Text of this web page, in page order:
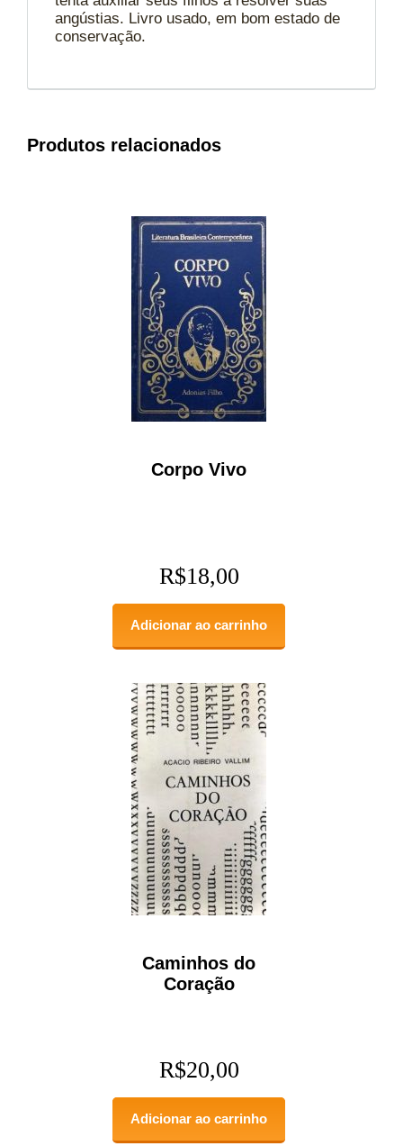
angústias. Livro usado, em bom estado de
conservação.
Produtos relacionados
Corpo Vivo
R$18,00
Adicionar ao carrinho
Caminhos do
Coração
R$20,00
Adicionar ao carrinho